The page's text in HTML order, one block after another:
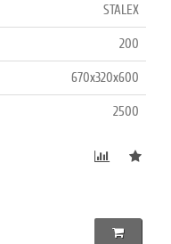
STALEX
200
670х320х600
2500